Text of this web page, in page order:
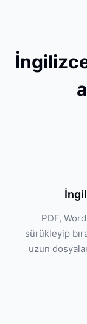
PDF,
sürükleyip
uzun